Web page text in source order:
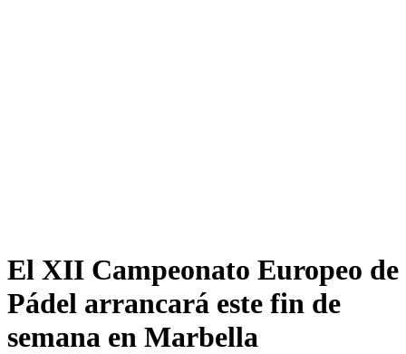
El XII Campeonato Europeo de
Pádel arrancará este fin de
semana en Marbella